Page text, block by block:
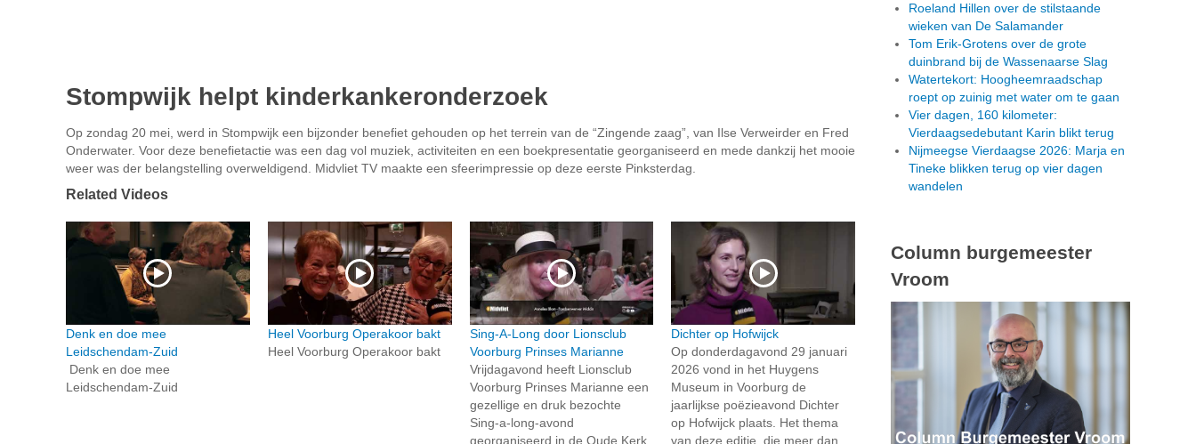
Stompwijk helpt kinderkankeronderzoek
Op zondag 20 mei, werd in Stompwijk een bijzonder benefiet gehouden op het terrein van de “Zingende zaag”, van Ilse Verweirder en Fred
Onderwater. Voor deze benefietactie was een dag vol muziek, activiteiten en een boekpresentatie georganiseerd en mede dankzij het mooie
weer was der belangstelling overweldigend. Midvliet TV maakte een sfeerimpressie op deze eerste Pinksterdag.
Related Videos
Denk en doe mee
Leidschendam-Zuid
Denk en doe mee
Leidschendam-Zuid
Heel Voorburg Operakoor bakt
Heel Voorburg Operakoor bakt
Sing-A-Long door Lionsclub
Voorburg Prinses Marianne
Vrijdagavond heeft Lionsclub
Voorburg Prinses Marianne een
gezellige en druk bezochte
Sing-a-long-avond
georganiseerd in de Oude Kerk
Dichter op Hofwijck
Op donderdagavond 29 januari
2026 vond in het Huygens
Museum in Voorburg de
jaarlijkse poëzieavond Dichter
op Hofwijck plaats. Het thema
van deze editie, die meer dan
Roeland Hillen over de stilstaande
wieken van De Salamander
Tom Erik-Grotens over de grote
duinbrand bij de Wassenaarse Slag
Watertekort: Hoogheemraadschap
roept op zuinig met water om te gaan
Vier dagen, 160 kilometer:
Vierdaagsedebutant Karin blikt terug
Nijmeegse Vierdaagse 2026: Marja en
Tineke blikken terug op vier dagen
wandelen
Column burgemeester
Vroom